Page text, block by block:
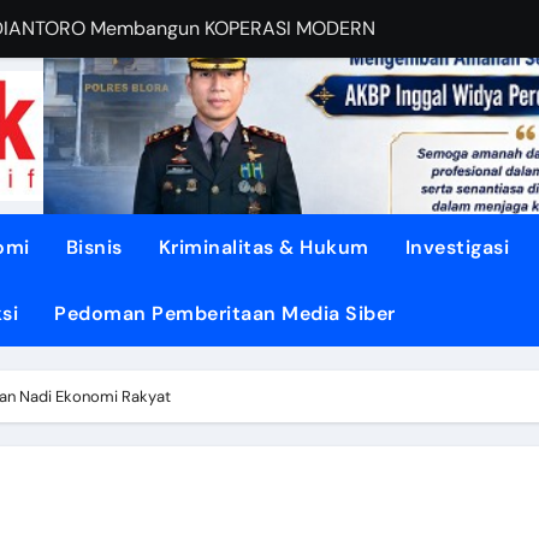
RUANG Publik
di TUNJUNGAN ke Provinsi
dari Oligarki
TEGASKAN BATAS
‘PERI AIR’
Demokrasi Daerah
Bisnis Kriminalitas & Hukum Investigasi
Pedoman Pemberitaan Media Siber
Nadi Ekonomi Rakyat